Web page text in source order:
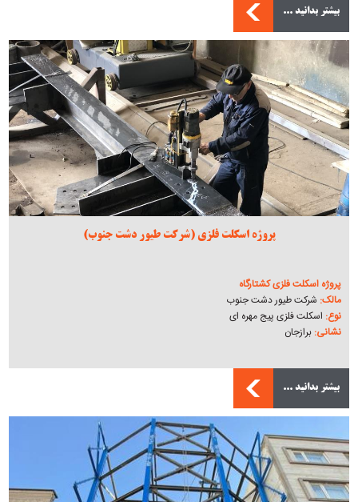
بیشتر بدانید ...
پروژه اسکلت فلزی (شرکت طیور دشت جنوب)
پروژه اسکلت فلزی کشتارگاه
مالک: شرکت طیور دشت جنوب
نوع: اسکلت فلزی پیج مهره ای
نشانی:برازجان
بیشتر بدانید ...